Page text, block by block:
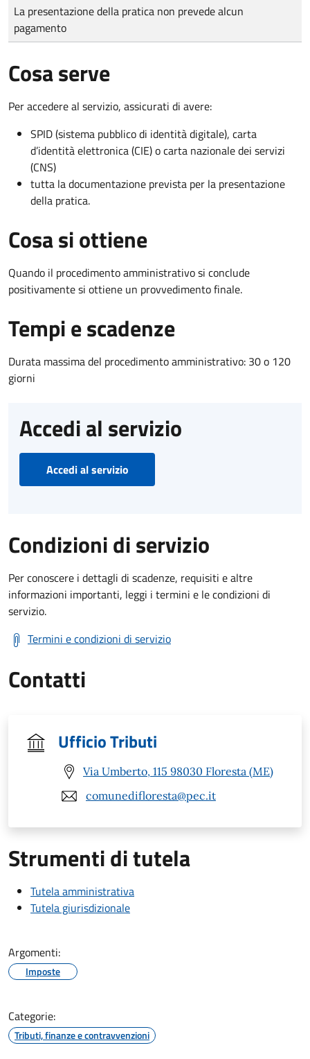
Tipo di pagamento
Importo
La presentazione della pratica non prevede alcun
pagamento
Cosa serve
Per accedere al servizio, assicurati di avere:
SPID (sistema pubblico di identità digitale), carta
d’identità elettronica (CIE) o carta nazionale dei servizi
(CNS)
tutta la documentazione prevista per la presentazione
della pratica.
Cosa si ottiene
Quando il procedimento amministrativo si conclude
positivamente si ottiene un provvedimento finale.
Tempi e scadenze
Durata massima del procedimento amministrativo: 30 o 120
giorni
Accedi al servizio
Accedi al servizio
Condizioni di servizio
Per conoscere i dettagli di scadenze, requisiti e altre
informazioni importanti, leggi i termini e le condizioni di
servizio.
Termini e condizioni di servizio
Contatti
Ufficio Tributi
Via Umberto, 115 98030 Floresta (ME)
comunedifloresta@pec.it
Strumenti di tutela
Tutela amministrativa
Tutela giurisdizionale
Argomenti:
Imposte
Categorie:
Tributi, finanze e contravvenzioni